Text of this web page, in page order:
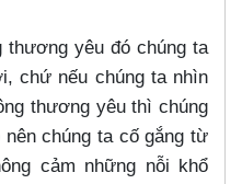
yêu đó chúng ta
chứ nếu chúng ta nhìn
thương yêu thì chúng
chúng ta cố gắng từ
cảm những nỗi khổ